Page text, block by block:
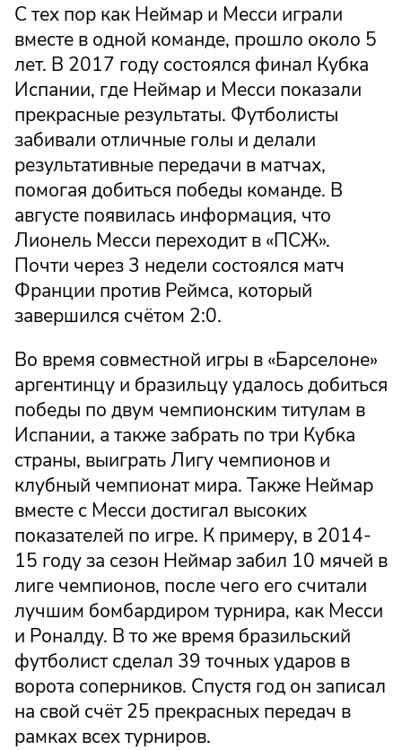
С тех пор как Неймар и Месси играли
вместе в одной команде, прошло около 5
лет. В 2017 году состоялся финал Кубка
Испании, где Неймар и Месси показали
прекрасные результаты. Футболисты
забивали отличные голы и делали
результативные передачи в матчах,
помогая добиться победы команде. В
августе появилась информация, что
Лионель Месси переходит в «ПСЖ».
Почти через 3 недели состоялся матч
Франции против Реймса, который
завершился счётом 2:0.
Во время совместной игры в «Барселоне»
аргентинцу и бразильцу удалось добиться
победы по двум чемпионским титулам в
Испании, а также забрать по три Кубка
страны, выиграть Лигу чемпионов и
клубный чемпионат мира. Также Неймар
вместе с Месси достигал высоких
показателей по игре. К примеру, в 2014-
15 году за сезон Неймар забил 10 мячей в
лиге чемпионов, после чего его считали
лучшим бомбардиром турнира, как Месси
и Роналду. В то же время бразильский
футболист сделал 39 точных ударов в
ворота соперников. Спустя год он записал
на свой счёт 25 прекрасных передач в
рамках всех турниров.